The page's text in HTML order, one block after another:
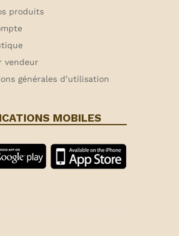
produits
vendeur
générales d’utilisation
MOBILES